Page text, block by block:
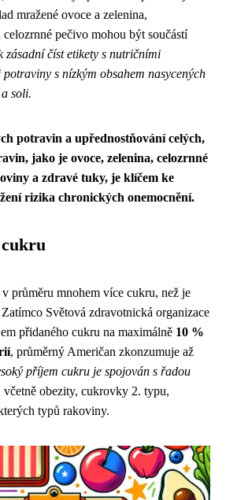
mražené ovoce a zelenina,
pečivo mohou být součástí
zásadní číst etikety s nutričními
s nízkým obsahem nasycených
soli.
potravin a upřednostňování celých,
jako je ovoce, zelenina, celozrnné
a zdravé tuky, je klíčem ke
rizika chronických onemocnění.
průměru mnohem více cukru, než je
Světová zdravotnická organizace
přidaného cukru na maximálně 10 %
, průměrný Američan zkonzumuje až
příjem cukru je spojován s řadou
včetně obezity, cukrovky 2. typu,
typů rakoviny.